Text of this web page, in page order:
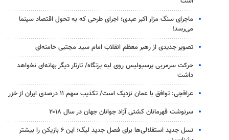
ماجرای سنگ مزار اکبر عبدی؛ اجرای طرحی که به تحول اقتصاد سینما
می‌رسد!
تصویر جدیدی از رهبر معظم انقلاب امام سید مجتبی خامنه‌ای
حرکت سرمربی پرسپولیس روی لبه پرتگاه/ تارتار دیگر بهانه‌ای نخواهد
داشت
عراقچی: توافق با عمان نزدیک است/ تکذیب سهم ۱۱ درصدی ایران از خزر
سرنوشت قهرمانان کشتی آزاد جوانان جهان در سال ۲۰۱۸
نسل جدید استقلالی‌ها برای فصل جدید لیگ؛ این ۶ بازیکن را بیشتر